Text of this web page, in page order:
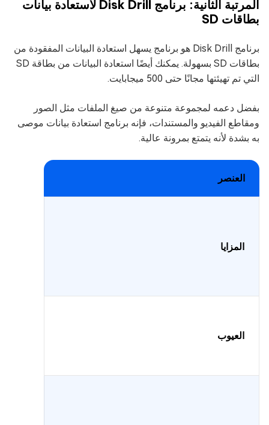
المرتبة الثانية: برنامج Disk Drill لاستعادة بيانات
بطاقات SD
برنامج Disk Drill هو برنامج يسهل استعادة البيانات المفقودة من
بطاقات SD بسهولة. يمكنك أيضًا استعادة البيانات من بطاقة SD
التي تم تهيئتها مجانًا حتى 500 ميجابايت.
بفضل دعمه لمجموعة متنوعة من صيغ الملفات مثل الصور
ومقاطع الفيديو والمستندات، فإنه برنامج استعادة بيانات موصى
به بشدة لأنه يتمتع بمرونة عالية.
العنصر
المزايا
العيوب